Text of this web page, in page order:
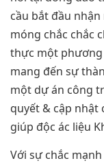
cầu bắt đầu
móng chắc chắc
thực một phương
mang đến sự
một dự án công
quyết & cập nhật
giúp độc ác liệu
Với sự chắc